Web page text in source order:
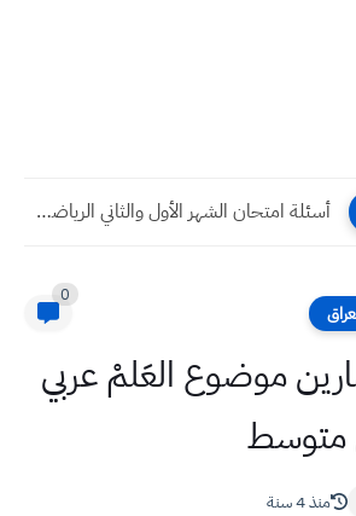
أسئلة امتحان الشهر الأول والثاني الرياضيات للصف الثالث متوسط
0
موضوع العَلمْ عربي
متوسط
منذ 4 سنة